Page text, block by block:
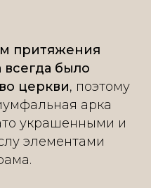
притяжения
всегда было
церкви, поэтому
арка
украшенными и
элементами